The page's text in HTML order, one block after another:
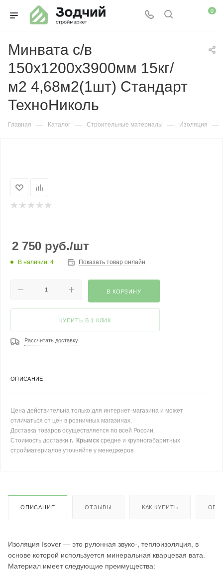
0
Минвата с/в
150х1200х3900мм 15кг/
м2 4,68м2(1шт) Стандарт
ТехноНиколь
Главная — Каталог — Строительные материалы — Изоляция —
2 750 руб./шт
В наличии: 4 Показать товар онлайн
В КОРЗИНУ
КУПИТЬ В 1 КЛИК
Рассчитать доставку
ОПИСАНИЕ
Цена действительна только для интернет-магазина и может
отличаться от цен в розничных магазинах.
Доставка товаров осуществляется по всей России.
Стоимость доставки г. Крымск средне и крупногабаритных
стройматериалов уточняйте у менеджеров.
ОПИСАНИЕ ОТЗЫВЫ КАК КУПИТЬ
Изоляция Isover — это рулонная звуко-, теплоизоляция, в
основе которой используется минеральная кварцевая вата.
Материал имеет следующие преимущества: